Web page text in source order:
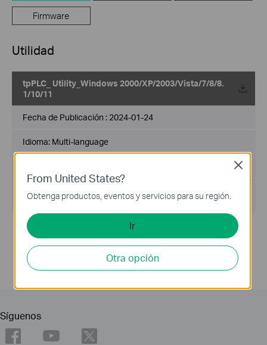
Firmware
Utilidad
tpPLC_ Utility_Windows 2000/XP/2003/Vista/7/8/8.
1/10/11
Fecha de Publicación : 2024-01-24
Idioma: Multi-language
Win2000/XP/2003/Vista/7/8/8.1/10/11
Note:
Fixed related bugs.
Síguenos
From United States?
Obtenga productos, eventos y servicios para su región.
Ir
Otra opción
Close